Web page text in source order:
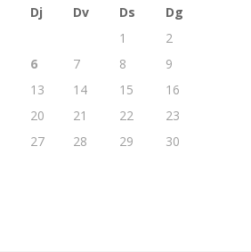
Dj Dv Ds
Dg
1
2
6 7 8
9
13 14 15
16
20 21 22
23
27 28 29
30